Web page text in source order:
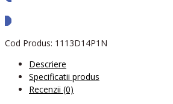
Cod Produs: 1113D14P1N
Descriere
Specificatii produs
Recenzii (0)